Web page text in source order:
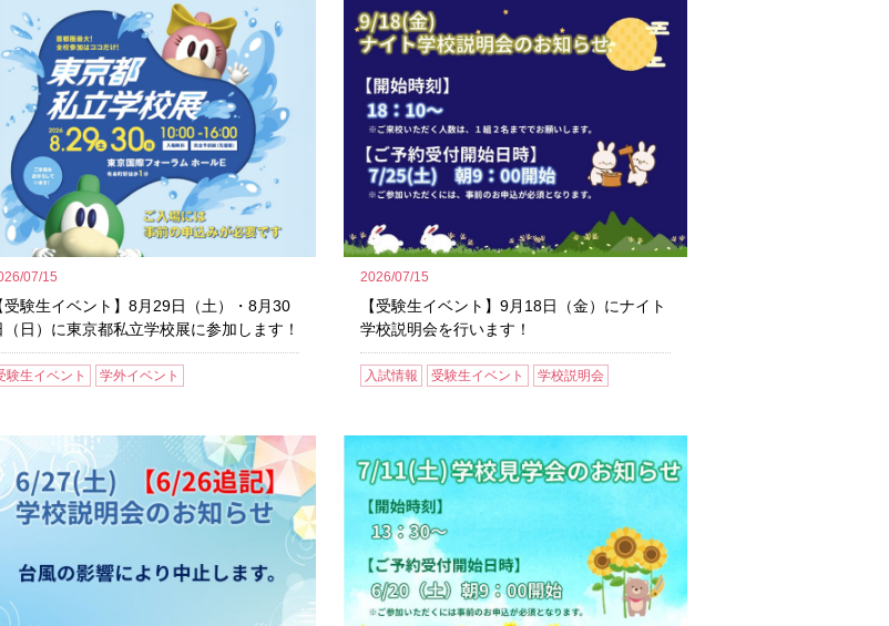
07/15
受験生イベント】8月29日（土）・8月30
（日）に東京都私立学校展に参加します！
験生イベント 学外イベント
2026/07/15
【受験生イベント】9月18日（金）にナイト
学校説明会を行います！
入試情報 受験生イベント 学校説明会